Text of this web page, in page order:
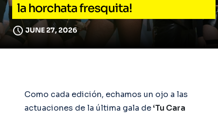
la horchata fresquita!
JUNE 27, 2026
Como cada edición, echamos un ojo a las
actuaciones de la última gala de‘Tu Cara